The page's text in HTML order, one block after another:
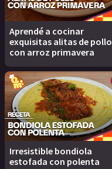
Aprendé a cocinar
exquisitas alitas de pollo
con arroz primavera
Irresistible bondiola
estofada con polenta